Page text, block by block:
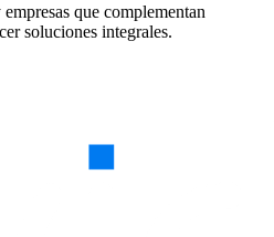
que complementan
soluciones integrales.